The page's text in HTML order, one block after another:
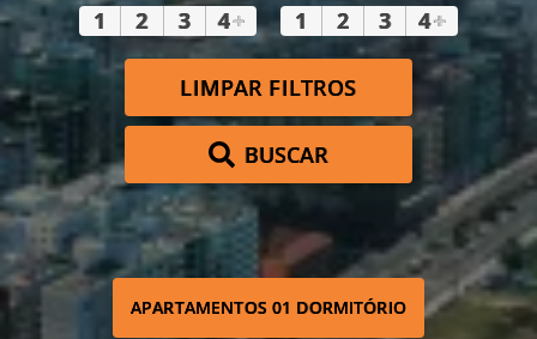
1 2 3 4+ 1 2 3 4+
LIMPAR FILTROS
BUSCAR
APARTAMENTOS 01 DORMITÓRIO